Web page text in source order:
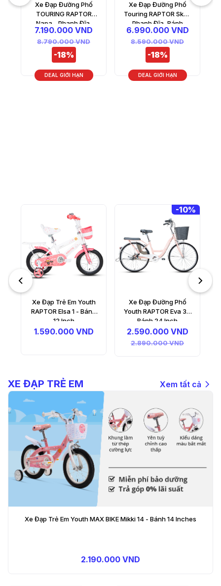
Xe Đạp Đường Phố
Touring RAPTOR Sky -
Phanh Đĩa, Bánh
700C
6.990.000 VND
8.590.000 VND
-18%
DEAL GIỚI HẠN
DEAL GIỚI HẠN
Xe Đạp Đường Phố
Youth RAPTOR Eva 3 -
Bánh 24 Inch
2.590.000 VND
-12%
Xe Đạp Trẻ Em Youth
RAPTOR Rock 2 -
Bánh 20 Inch
2.790.000 VND
3.190.000 VND
XE ĐẠP TRẺ EM Xem tất cả
Xe Đạp Trẻ Em Youth MAX BIKE Mikki 14 - Bánh 14 Inches
2.190.000 VND